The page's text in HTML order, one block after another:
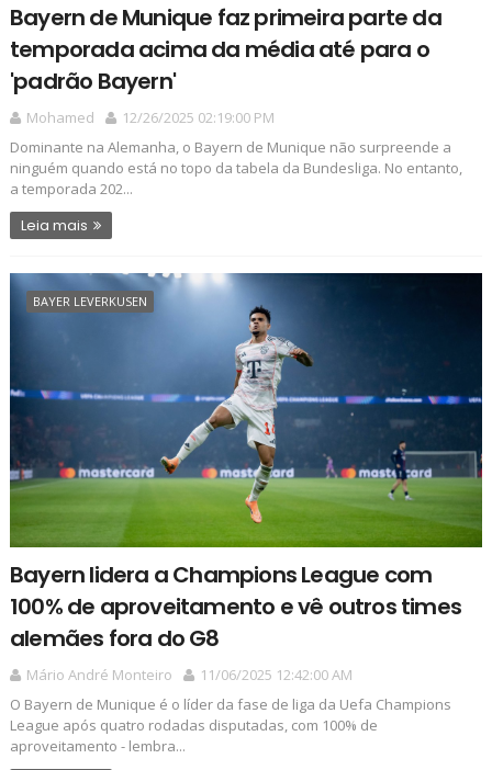
Bayern de Munique faz primeira parte da
temporada acima da média até para o
'padrão Bayern'
Mohamed
12/26/2025 02:19:00 PM
Dominante na Alemanha, o Bayern de Munique não surpreende a
ninguém quando está no topo da tabela da Bundesliga. No entanto,
a temporada 202...
Leia mais
BAYER LEVERKUSEN
Bayern lidera a Champions League com
100% de aproveitamento e vê outros times
alemães fora do G8
Mário André Monteiro
11/06/2025 12:42:00 AM
O Bayern de Munique é o líder da fase de liga da Uefa Champions
League após quatro rodadas disputadas, com 100% de
aproveitamento - lembra...